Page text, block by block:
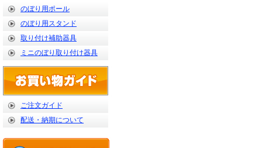
のぼり用ポール
のぼり用スタンド
取り付け補助器具
ミニのぼり取り付け器具
ご注文ガイド
配送・納期について